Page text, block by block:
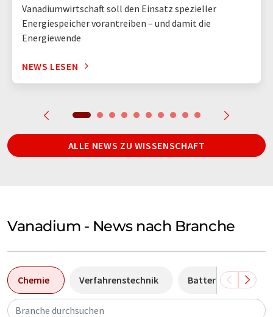
Vanadiumwirtschaft soll den Einsatz spezieller
Energiespeicher vorantreiben – und damit die
Energiewende
NEWS LESEN
ALLE NEWS ZU WISSENSCHAFT
Vanadium - News nach Branche
Chemie Verfahrenstechnik Batterietechnik
Branche durchsuchen